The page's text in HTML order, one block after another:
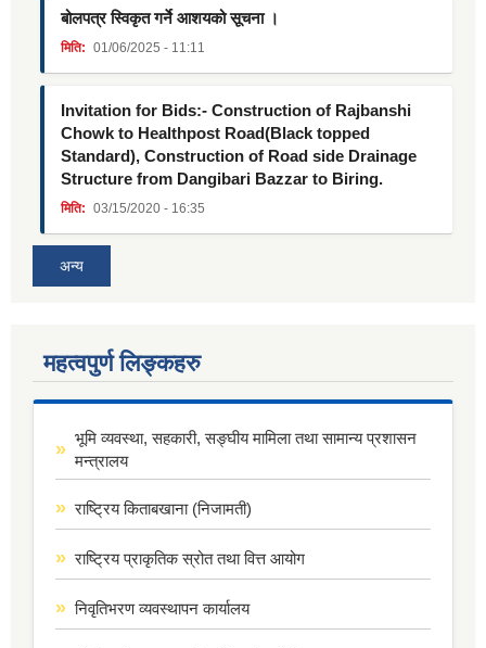
बोलपत्र स्विकृत गर्ने आशयको सूचना ।
मिति: 01/06/2025 - 11:11
Invitation for Bids:- Construction of Rajbanshi
Chowk to Healthpost Road(Black topped
Standard), Construction of Road side Drainage
Structure from Dangibari Bazzar to Biring.
मिति: 03/15/2020 - 16:35
अन्य
महत्वपुर्ण लिङ्कहरु
भूमि व्यवस्था, सहकारी, सङ्घीय मामिला तथा सामान्य प्रशासन
मन्त्रालय
राष्ट्रिय किताबखाना (निजामती)
राष्ट्रिय प्राकृतिक स्रोत तथा वित्त आयोग
निवृतिभरण व्यवस्थापन कार्यालय